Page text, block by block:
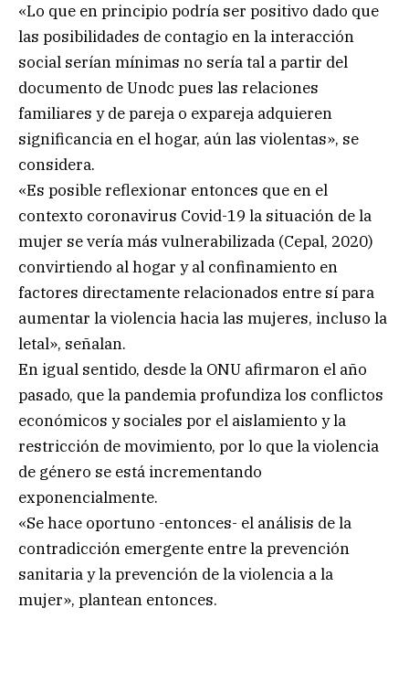
«Lo que en principio podría ser positivo dado que
las posibilidades de contagio en la interacción
social serían mínimas no sería tal a partir del
documento de Unodc pues las relaciones
familiares y de pareja o expareja adquieren
significancia en el hogar, aún las violentas», se
considera.
«Es posible reflexionar entonces que en el
contexto coronavirus Covid-19 la situación de la
mujer se vería más vulnerabilizada (Cepal, 2020)
convirtiendo al hogar y al confinamiento en
factores directamente relacionados entre sí para
aumentar la violencia hacia las mujeres, incluso la
letal», señalan.
En igual sentido, desde la ONU afirmaron el año
pasado, que la pandemia profundiza los conflictos
económicos y sociales por el aislamiento y la
restricción de movimiento, por lo que la violencia
de género se está incrementando
exponencialmente.
«Se hace oportuno -entonces- el análisis de la
contradicción emergente entre la prevención
sanitaria y la prevención de la violencia a la
mujer», plantean entonces.